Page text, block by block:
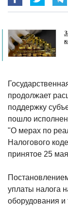
продолжает
поддержку
пошло
"О мерах по
Налогового
принятое 25
уплаты налога
оборудования и